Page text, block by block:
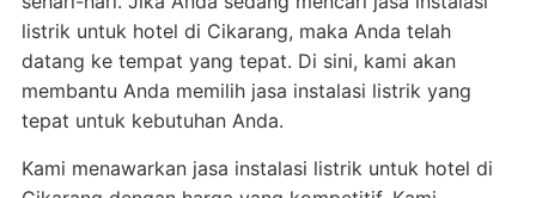
listrik untuk hotel di Cikarang, maka Anda telah
datang ke tempat yang tepat. Di sini, kami akan
membantu Anda memilih jasa instalasi listrik yang
tepat untuk kebutuhan Anda.
Kami menawarkan jasa instalasi listrik untuk hotel di